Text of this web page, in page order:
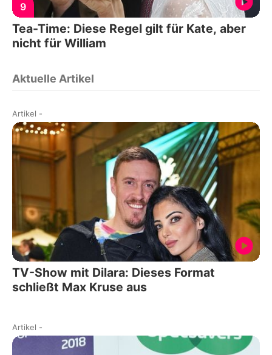
9
Tea-Time: Diese Regel gilt für Kate, aber
nicht für William
Aktuelle Artikel
Artikel -
TV-Show mit Dilara: Dieses Format
schließt Max Kruse aus
Artikel -